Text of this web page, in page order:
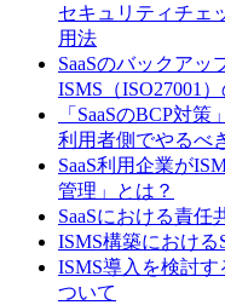
セキュリティチェ
用法
SaaSのバックアッ
ISMS（ISO27001
「SaaSのBCP対策
利用者側でやるべ
SaaS利用企業が
管理」とは？
SaaSにおける責任
ISMS構築における
ISMS導入を検討す
ついて